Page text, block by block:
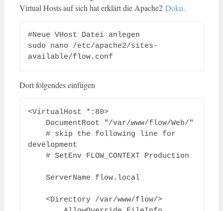
Virtual Hosts auf sich hat erklärt die Apache2 Doku.
#Neue VHost Datei anlegen
sudo nano /etc/apache2/sites-
available/flow.conf
Dort folgendes einfügen
<VirtualHost *:80>
development